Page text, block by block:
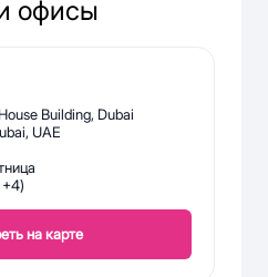
офисы
Building, Dubai
UAE
на карте